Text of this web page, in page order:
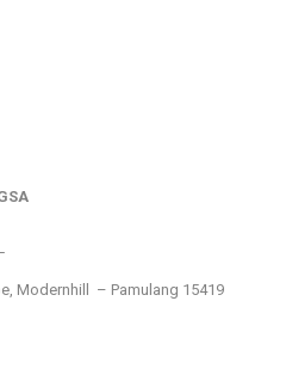
Modernhill – Pamulang 15419